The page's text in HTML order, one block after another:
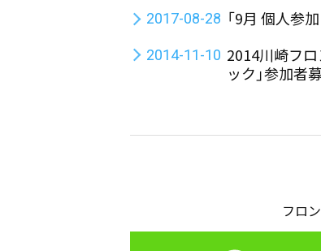
2017-08-28 「9月 個人参
2014-11-10 2014川崎フ
ック」参加者
フロ